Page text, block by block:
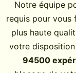
Notre équipe
requis pour vous
plus haute
votre
94500